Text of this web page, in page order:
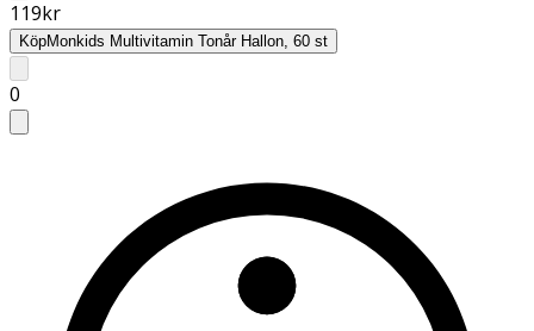
119kr
KöpMonkids Multivitamin Tonår Hallon, 60 st
0